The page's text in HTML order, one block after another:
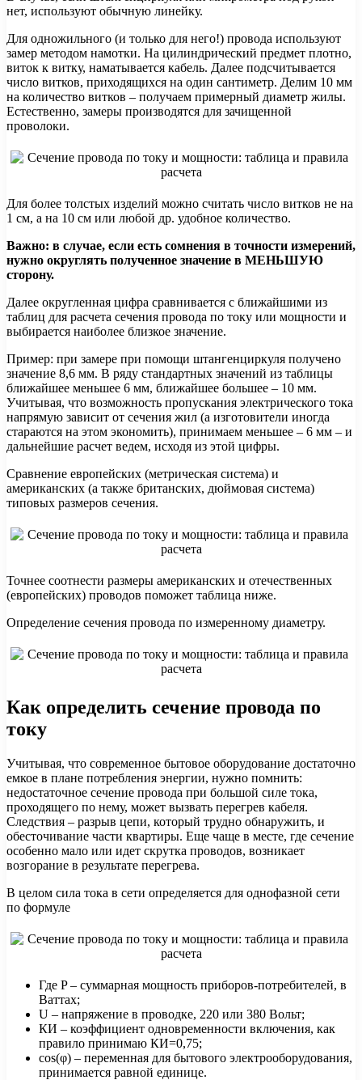
нет, используют обычную линейку.
Для одножильного (и только для него!) провода используют
замер методом намотки. На цилиндрический предмет плотно,
виток к витку, наматывается кабель. Далее подсчитывается
число витков, приходящихся на один сантиметр. Делим 10 мм
на количество витков – получаем примерный диаметр жилы.
Естественно, замеры производятся для зачищенной
проволоки.
Для более толстых изделий можно считать число витков не на
1 см, а на 10 см или любой др. удобное количество.
Важно: в случае, если есть сомнения в точности измерений,
нужно округлять полученное значение в МЕНЬШУЮ
сторону.
Далее округленная цифра сравнивается с ближайшими из
таблиц для расчета сечения провода по току или мощности и
выбирается наиболее близкое значение.
Пример: при замере при помощи штангенциркуля получено
значение 8,6 мм. В ряду стандартных значений из таблицы
ближайшее меньшее 6 мм, ближайшее большее – 10 мм.
Учитывая, что возможность пропускания электрического тока
напрямую зависит от сечения жил (а изготовители иногда
стараются на этом экономить), принимаем меньшее – 6 мм – и
дальнейшие расчет ведем, исходя из этой цифры.
Сравнение европейских (метрическая система) и
американских (а также британских, дюймовая система)
типовых размеров сечения.
Точнее соотнести размеры американских и отечественных
(европейских) проводов поможет таблица ниже.
Определение сечения провода по измеренному диаметру.
Как определить сечение провода по
току
Учитывая, что современное бытовое оборудование достаточно
емкое в плане потребления энергии, нужно помнить:
недостаточное сечение провода при большой силе тока,
проходящего по нему, может вызвать перегрев кабеля.
Следствия – разрыв цепи, который трудно обнаружить, и
обесточивание части квартиры. Еще чаще в месте, где сечение
особенно мало или идет скрутка проводов, возникает
возгорание в результате перегрева.
В целом сила тока в сети определяется для однофазной сети
по формуле
Где P – суммарная мощность приборов-потребителей, в
Ваттах;
U – напряжение в проводке, 220 или 380 Вольт;
КИ – коэффициент одновременности включения, как
правило принимаю КИ=0,75;
cos(φ) – переменная для бытового электрооборудования,
принимается равной единице.